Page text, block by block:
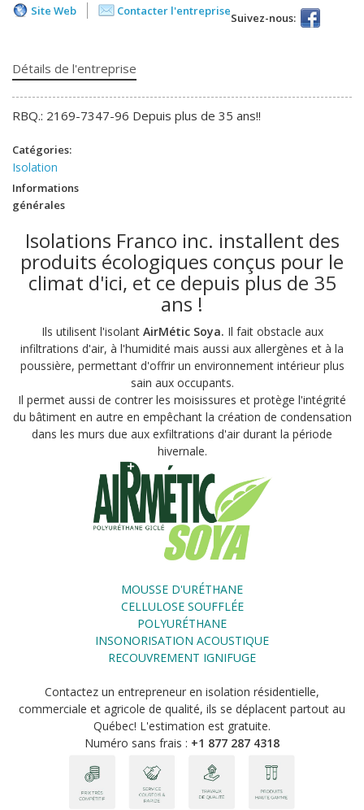
Site Web
Contacter l'entrepriseSuivez-nous:
Détails de l'entreprise
RBQ.: 2169-7347-96 Depuis plus de 35 ans!!
Catégories:
Isolation
Informations
générales
Isolations Franco inc. installent des
produits écologiques conçus pour le
climat d'ici, et ce depuis plus de 35
ans !
Ils utilisent l'isolant AirMétic Soya. Il fait obstacle aux
infiltrations d'air, à l'humidité mais aussi aux allergènes et à la
poussière, permettant d'offrir un environnement intérieur plus
sain aux occupants.
Il permet aussi de contrer les moisissures et protège l'intégrité
du bâtiment en autre en empêchant la création de condensation
dans les murs due aux exfiltrations d'air durant la période
hivernale.
MOUSSE D'URÉTHANE
CELLULOSE SOUFFLÉE
POLYURÉTHANE
INSONORISATION ACOUSTIQUE
RECOUVREMENT IGNIFUGE
Contactez un entrepreneur en isolation résidentielle,
commerciale et agricole de qualité, ils se déplacent partout au
Québec! L'estimation est gratuite.
Numéro sans frais : +1 877 287 4318